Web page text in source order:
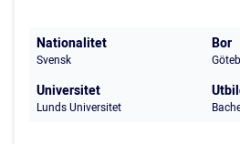
Nationalitet
Svensk
Bor
Universitet
Lunds Universitet